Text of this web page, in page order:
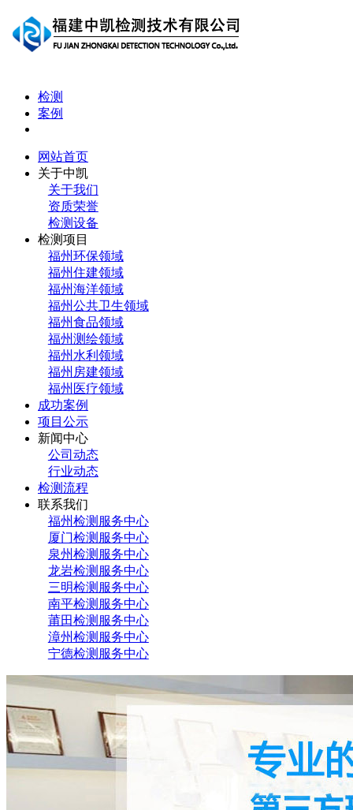
检测
案例
网站首页
关于中凯
关于我们
资质荣誉
检测设备
检测项目
福州环保领域
福州住建领域
福州海洋领域
福州公共卫生领域
福州食品领域
福州测绘领域
福州水利领域
福州房建领域
福州医疗领域
成功案例
项目公示
新闻中心
公司动态
行业动态
检测流程
联系我们
福州检测服务中心
厦门检测服务中心
泉州检测服务中心
龙岩检测服务中心
三明检测服务中心
南平检测服务中心
莆田检测服务中心
漳州检测服务中心
宁德检测服务中心